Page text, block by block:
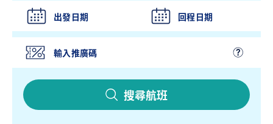
出發日期 回程日期
搜尋航班